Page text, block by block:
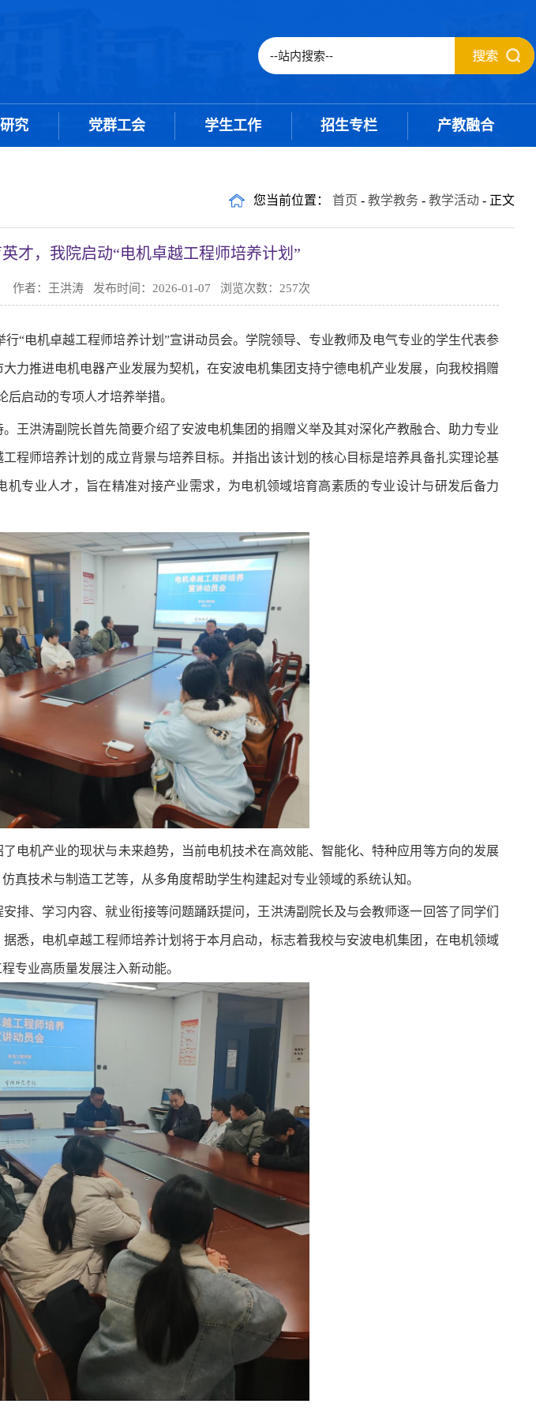
究 党群工会 学生工作 招生专栏 产教融合
您当前位置： 首页 - 教学教务 - 教学活动 - 正文
才，我院启动“电机卓越工程师培养计划”
作者：王洪涛 发布时间：2026-01-07 浏览次数： 257次
行“电机卓越工程师培养计划”宣讲动员会。学院领导、专业教师及电气专业的学生代表参
力推进电机电器产业发展为契机，在安波电机集团支持宁德电机产业发展，向我校捐赠
启动的专项人才培养举措。
王洪涛副院长首先简要介绍了安波电机集团的捐赠义举及其对深化产教融合、助力专业
程师培养计划的成立背景与培养目标。并指出该计划的核心目标是培养具备扎实理论基
专业人才，旨在精准对接产业需求，为电机领域培育高素质的专业设计与研发后备力
电机产业的现状与未来趋势，当前电机技术在高效能、智能化、特种应用等方向的发展
真技术与制造工艺等，从多角度帮助学生构建起对专业领域的系统认知。
排、学习内容、就业衔接等问题踊跃提问，王洪涛副院长及与会教师逐一回答了同学们
悉，电机卓越工程师培养计划将于本月启动，标志着我校与安波电机集团，在电机领域
专业高质量发展注入新动能。